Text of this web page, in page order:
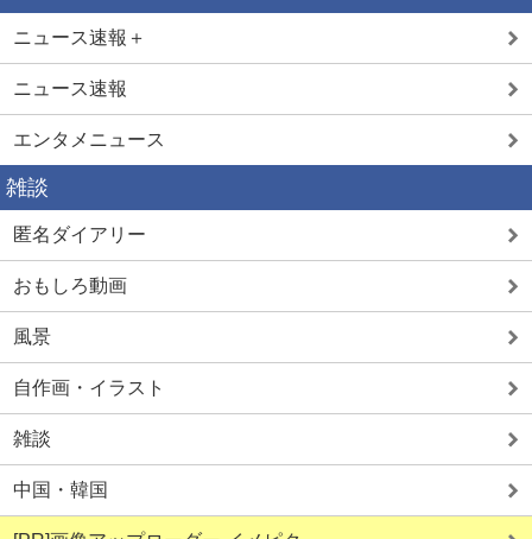
ニュース速報＋
ニュース速報
エンタメニュース
雑談
匿名ダイアリー
おもしろ動画
風景
自作画・イラスト
雑談
中国・韓国